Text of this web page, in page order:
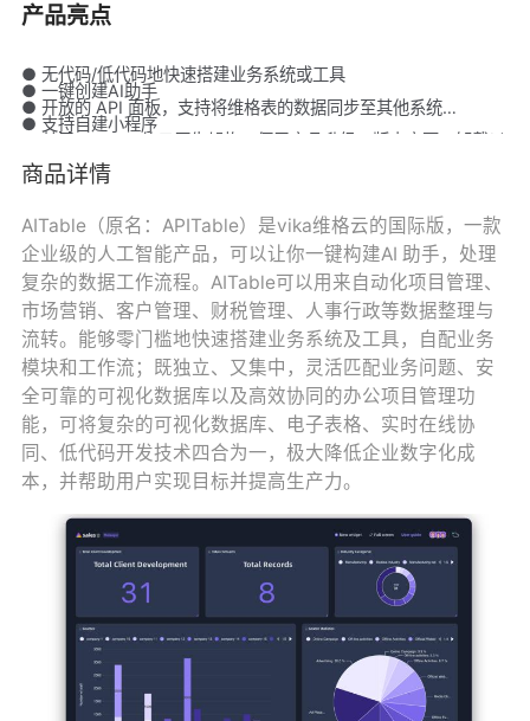
产品亮点
● 无代码/低代码地快速搭建业务系统或工具
● 一键创建AI助手
● 开放的 API 面板，支持将维格表的数据同步至其他系统
● 支持自建小程序
● 基于 Docker 的云原生架构，便于产品升级、版本变更、卸载以
● 提供免费的技术支持
商品详情
AITable（原名：APITable）是vika维格云的国际版，一款
企业级的人工智能产品，可以让你一键构建AI 助手，处理
复杂的数据工作流程。AITable可以用来自动化项目管理、
市场营销、客户管理、财税管理、人事行政等数据整理与
流转。能够零门槛地快速搭建业务系统及工具，自配业务
模块和工作流；既独立、又集中，灵活匹配业务问题、安
全可靠的可视化数据库以及高效协同的办公项目管理功
能，可将复杂的可视化数据库、电子表格、实时在线协
同、低代码开发技术四合为一，极大降低企业数字化成
本，并帮助用户实现目标并提高生产力。